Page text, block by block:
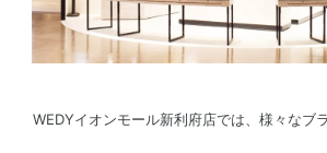
WEDYイオンモール新利府店では、様々な